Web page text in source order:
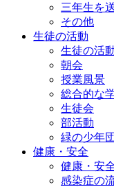
三年生を
その他
生徒の活動
生徒の活
朝会
授業風景
総合的な
生徒会
部活動
緑の少年団
健康・安全
健康・安
感染症の